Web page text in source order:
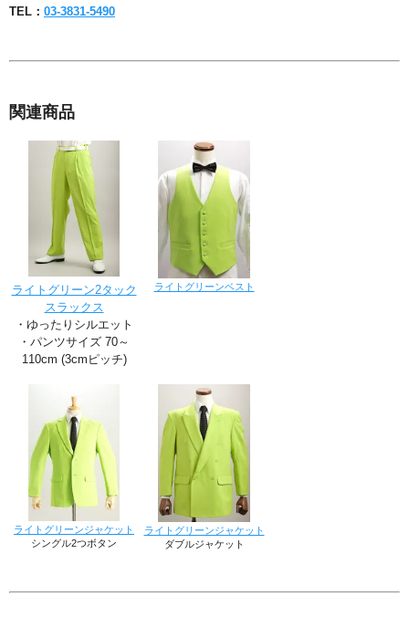
TEL： 03-3831-5490
関連商品
ライトグリーン2タック
スラックス
・ゆったりシルエット
・パンツサイズ 70～
110cm (3cmピッチ)
ライトグリーンベスト
ライトグリーンジャケット
シングル2つボタン
ライトグリーンジャケット
ダブルジャケット